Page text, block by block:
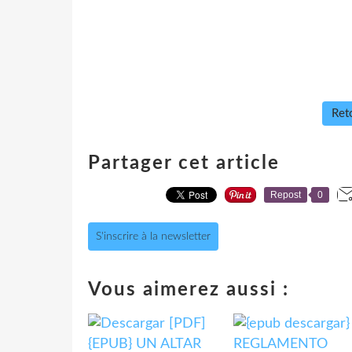
Partager cet article
Repost 0
S'inscrire à la newsletter
Vous aimerez aussi :